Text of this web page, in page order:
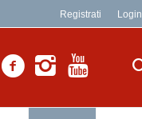
Registrati Login